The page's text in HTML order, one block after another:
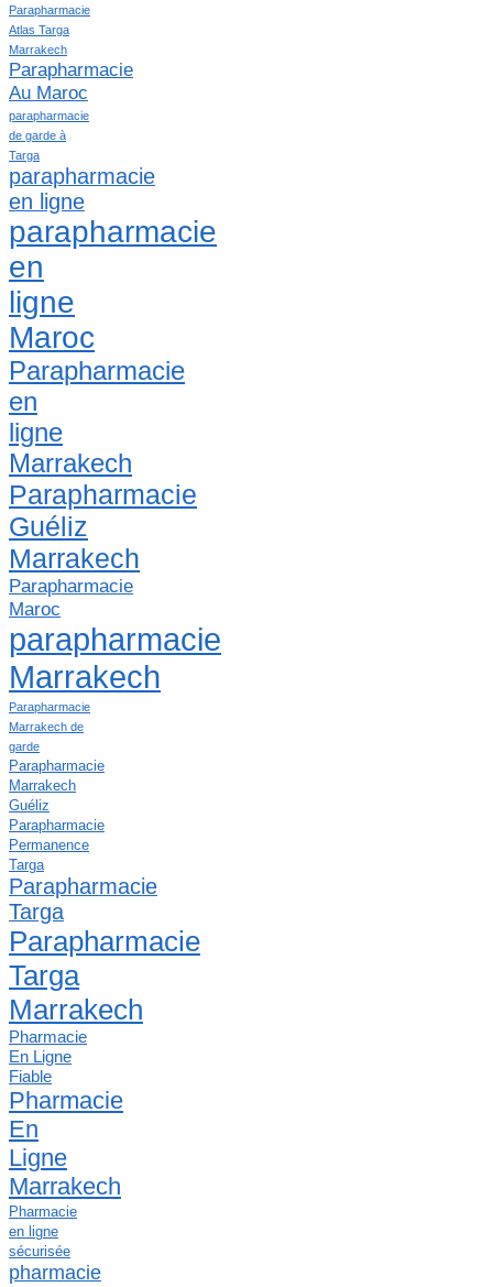
Parapharmacie
Atlas Targa
Marrakech
Parapharmacie
Au Maroc
parapharmacie
de garde à
Targa
parapharmacie
en ligne
parapharmacie
en
ligne
Maroc
Parapharmacie
en
ligne
Marrakech
Parapharmacie
Guéliz
Marrakech
Parapharmacie
Maroc
parapharmacie
Marrakech
Parapharmacie
Marrakech de
garde
Parapharmacie
Marrakech
Guéliz
Parapharmacie
Permanence
Targa
Parapharmacie
Targa
Parapharmacie
Targa
Marrakech
Pharmacie
En Ligne
Fiable
Pharmacie
En
Ligne
Marrakech
Pharmacie
en ligne
sécurisée
pharmacie